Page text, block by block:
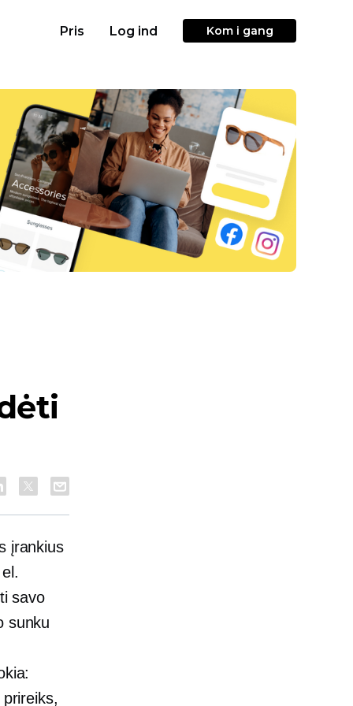
Pris Log ind Kom i gang
įrankius
savo
sunku